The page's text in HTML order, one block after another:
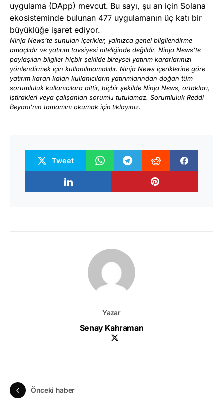
uygulama (DApp) mevcut. Bu sayı, şu an için Solana
ekosisteminde bulunan 477 uygulamanın üç katı bir
büyüklüğe işaret ediyor.
Ninja News’te sunulan içerikler, yalnızca genel bilgilendirme
amaçlıdır ve yatırım tavsiyesi niteliğinde değildir. Ninja News’te
paylaşılan bilgiler hiçbir şekilde bireysel yatırım kararlarınızı
yönlendirmek için kullanılmamalıdır. Ninja News içeriklerine göre
yatırım kararı kalan kullanıcıların yatırımlarından doğan tüm
sorumluluk kullanıcılara aittir, hiçbir şekilde Ninja News, ortakları,
iştirakleri veya çalışanları sorumlu tutulamaz. Sorumluluk Reddi
Beyanı’nın tamamını okumak için tıklayınız.
Tweet
Yazar
Senay Kahraman
Önceki haber